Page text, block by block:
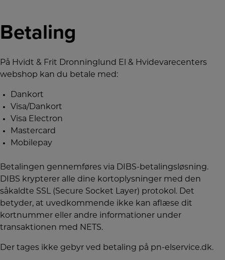
Betaling
På Hvidt & Frit Dronninglund El & Hvidevarecenters
webshop kan du betale med:
Dankort
Visa/Dankort
Visa Electron
Mastercard
Mobilepay
Betalingen gennemføres via DIBS-betalingsløsning.
DIBS krypterer alle dine kortoplysninger med den
såkaldte SSL (Secure Socket Layer) protokol. Det
betyder, at uvedkommende ikke kan aflæse dit
kortnummer eller andre informationer under
transaktionen med NETS.
Der tages ikke gebyr ved betaling på pn-elservice.dk.